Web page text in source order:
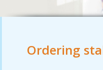
Ordering